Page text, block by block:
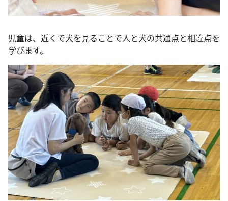
児童は、近くで犬を見ることで人と犬の共通点と相違点を
学びます。